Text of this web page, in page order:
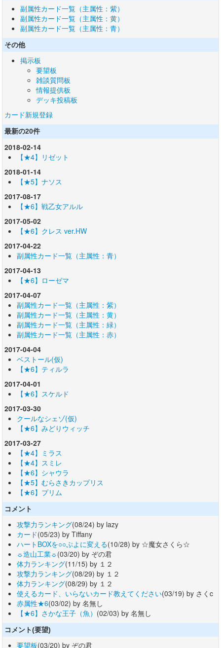
副属性カード一覧（主属性：紫）
副属性カード一覧（主属性：黄）
副属性カード一覧（主属性：青）
その他
掲示板
要望板
雑談質問板
情報提供板
デッキ投稿板
カード新規登録
最新の20件
2018-02-14
【★4】リゼット
2018-01-14
【★5】ナソス
2017-08-17
【★6】戦乙女アルル
2017-05-02
【★6】クレス ver.HW
2017-04-22
副属性カード一覧（主属性：青）
2017-04-13
【★6】ローゼマ
2017-04-07
副属性カード一覧（主属性：紫）
副属性カード一覧（主属性：黄）
副属性カード一覧（主属性：緑）
副属性カード一覧（主属性：赤）
2017-04-04
ベストール(仮)
【★6】ティルラ
2017-04-01
【★6】スケルド
2017-03-30
クールなシェゾ(仮)
【★6】みどりウィッチ
2017-03-27
【★4】ミラス
【★4】スミレ
【★6】シャウラ
【★5】むらさきカップリス
【★6】プリム
コメント
攻撃力ランキング(08/24) by lazy
カード(05/23) by Tiffany
ハートBOXを○○ぷよに変える(10/28) by ☆魔女さくら☆
☼造山工業☼(03/20) by ぞの君
体力ランキング(11/15) by １２
攻撃力ランキング(08/29) by １２
体力ランキング(08/29) by １２
使えるカード、いらないカード教えてください(03/19) by さくc
赤属性★6(03/02) by 名無し
【★6】さかな王子（魚） (02/03) by 名無し
コメント(要望)
要望板(03/20) by ぞの君